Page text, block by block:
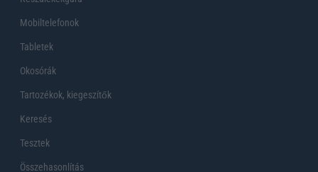
Mobiltelefonok
Tabletek
Okosórák
Tartozékok, kiegeszítők
Keresés
Tesztek
Összehasonlítás